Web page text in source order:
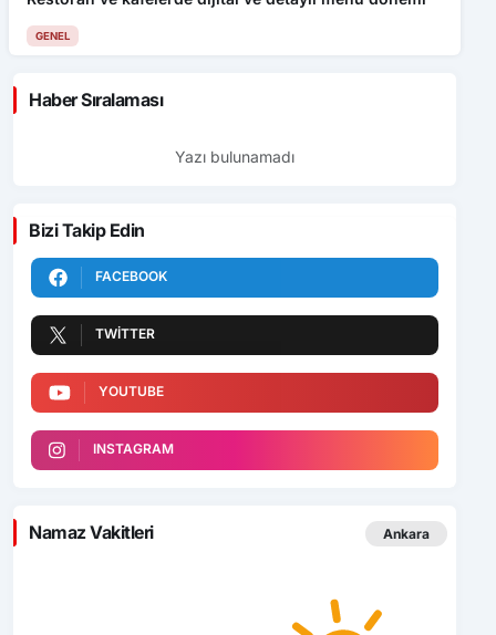
GENEL
Haber Sıralaması
Yazı bulunamadı
Bizi Takip Edin
FACEBOOK
TWITTER
YOUTUBE
INSTAGRAM
Namaz Vakitleri Ankara